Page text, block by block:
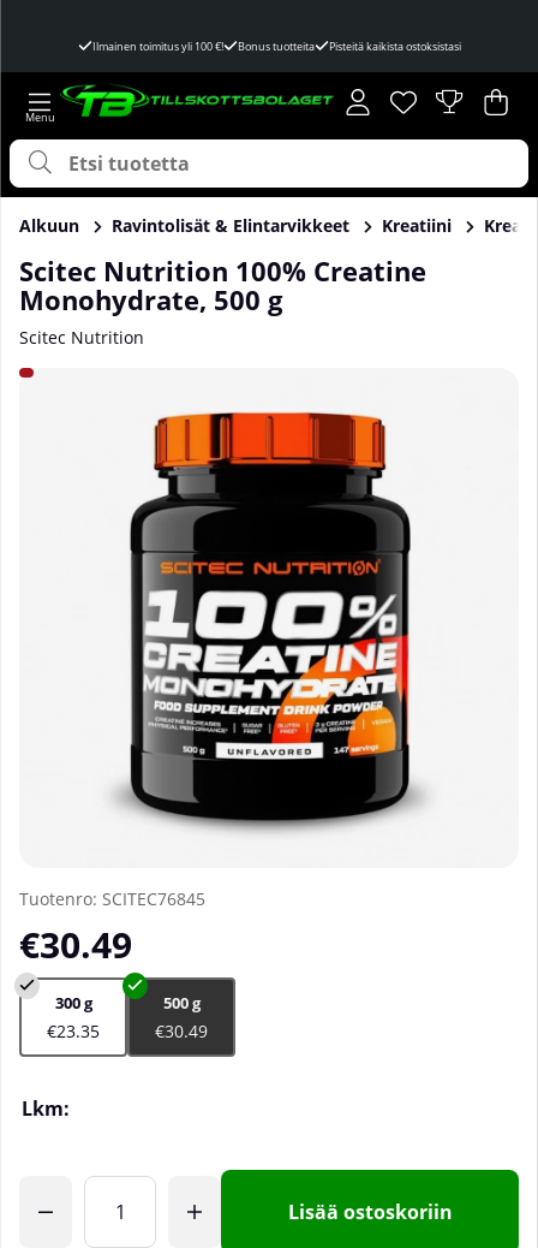
Ilmainen toimitus yli 100 €! Bonus tuotteita Pisteitä kaikista ostoksistasi
Toivelista
Lukumäärä
. .
Alkuun Ravintolisät & Elintarvikkeet Kreatiini
Scitec Nutrition 100% Creatine
Monohydrate, 500 g
Scitec Nutrition
Tuotekuvat Scitec Nutrition 100% Creatine Monohydrate,
Tuotenro: SCITEC76845
€30.49
300 g
€23.35
500 g
€30.49
Lkm:
Lisää ostoskoriin